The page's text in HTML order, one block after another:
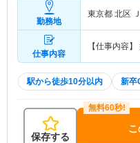
勤務地
東京都 北区
仕事内容
【仕事内容
駅から徒歩10分以内 新卒
保存する